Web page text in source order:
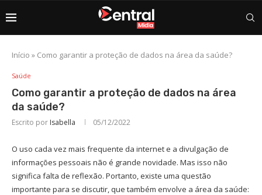
Início » Como garantir a proteção de dados na área da saúde?
Saúde
Como garantir a proteção de dados na área
da saúde?
Escrito por Isabella 05/12/2022
O uso cada vez mais frequente da internet e a divulgação de
informações pessoais não é grande novidade. Mas isso não
significa falta de reflexão. Portanto, existe uma questão
importante para se discutir, que também envolve a área da saúde: